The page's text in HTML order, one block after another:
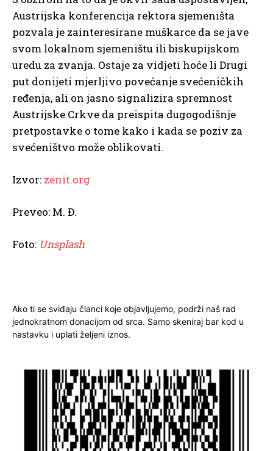
Austrijska konferencija rektora sjemeništa
pozvala je zainteresirane muškarce da se jave
svom lokalnom sjemeništu ili biskupijskom
uredu za zvanja. Ostaje za vidjeti hoće li Drugi
put donijeti mjerljivo povećanje svećeničkih
ređenja, ali on jasno signalizira spremnost
Austrijske Crkve da preispita dugogodišnje
pretpostavke o tome kako i kada se poziv za
svećeništvo može oblikovati.
Izvor: zenit.org
Preveo: M. Đ.
Foto: Unsplash
Ako ti se sviđaju članci koje objavljujemo, podrži naš rad
jednokratnom donacijom od srca. Samo skeniraj bar kod u
nastavku i uplati željeni iznos.